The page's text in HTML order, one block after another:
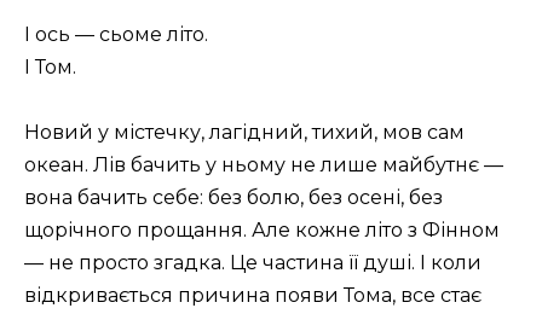
І ось — сьоме літо.
І Том.
Новий у містечку, лагідний, тихий, мов сам
океан. Лів бачить у ньому не лише майбутнє —
вона бачить себе: без болю, без осені, без
щорічного прощання. Але кожне літо з Фінном
— не просто згадка. Це частина її душі. І коли
відкривається причина появи Тома, все стає